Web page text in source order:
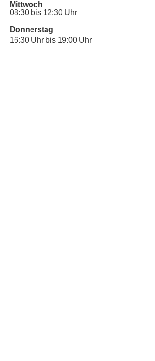
Mittwoch
08:30 bis 12:30 Uhr
Donnerstag
16:30 Uhr bis 19:00 Uhr